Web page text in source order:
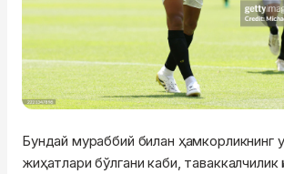
Бундай мураббий билан ҳамкорликнинг
жиҳатлари бўлгани каби, таваккалчилик